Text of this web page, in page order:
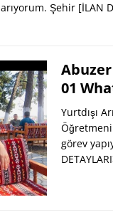
arıyorum. Şehir [İLAN
Abuzer
01
Yurtdışı
görev